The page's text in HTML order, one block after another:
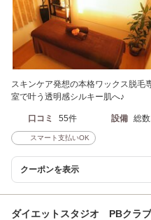
スキンケア発想の本格ワックス脱
室で叶う透明感シルキー肌へ♪
口コミ 55件 設備 総
スマート支払いOK
クーポンを表示
ダイエットスタジオ PBクラ